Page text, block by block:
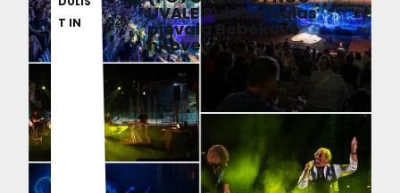
T IN
026
UVALE Publika uglas
pjevala Bebekove
hitove